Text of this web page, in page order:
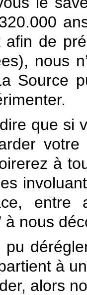
de
nous
Source
que si
à
entre
à nous
pu
à
alors